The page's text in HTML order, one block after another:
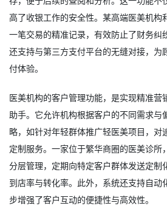
高了收银工作的安全性。某高端医美机构
一笔交易的精准记录，有效防止了财务纠
还支持与第三方支付平台的无缝对接，为
付体验。
医美机构的客户管理功能，是实现精准营
助手。它允许机构根据客户的不同需求与
略，如针对年轻群体推广轻医美项目，对
定制服务。一家位于繁华商圈的医美诊所
分层管理，定期向特定客户群体发送定制
到店率与转化率。此外，系统还支持自动
步增强了客户互动的便捷性与高效性。